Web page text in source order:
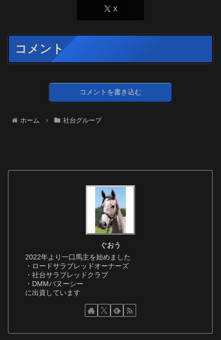
X
コメント
コメントを書き込む
ホーム 社台グループ
ぐおう
2022年より一口馬主を始めました
・ロードサラブレッドオーナーズ
・社台サラブレッドクラブ
・DMMバヌーシー
に出資しています